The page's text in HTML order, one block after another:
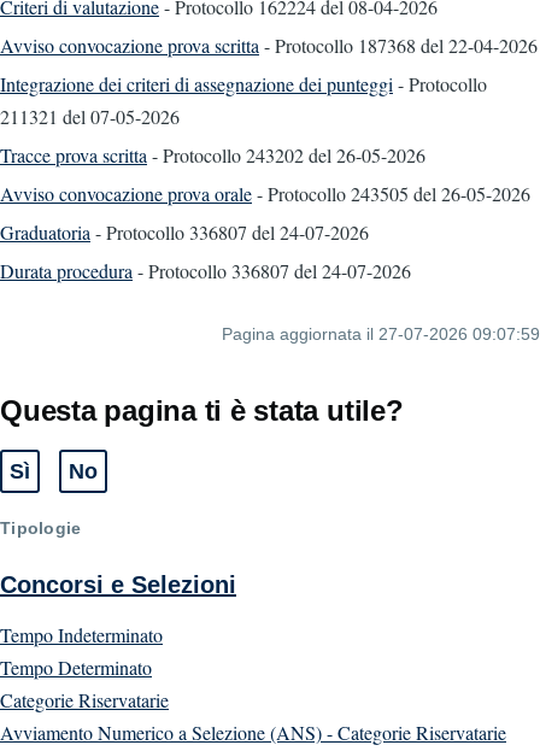
Criteri di valutazione- Protocollo 162224del 08-04-2026
Avviso convocazione prova scritta - Protocollo 187368 del 22-04-2026
Integrazione dei criteri di assegnazione dei punteggi - Protocollo
211321 del 07-05-2026
Tracce prova scritta - Protocollo 243202del 26-05-2026
Avviso convocazione prova orale- Protocollo 243505 del 26-05-2026
Graduatoria - Protocollo 336807 del 24-07-2026
Durata procedura - Protocollo 336807 del 24-07-2026
Pagina aggiornata il 27-07-2026 09:07:59
Questa pagina ti è stata utile?
Sì
Tipologie
Concorsi e Selezioni
Tempo Indeterminato
Tempo Determinato
Categorie Riservatarie
Avviamento Numerico a Selezione (ANS) - Categorie Riservatarie